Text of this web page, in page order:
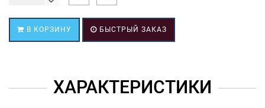
В КОРЗИНУ БЫСТРЫЙ ЗАКАЗ
ХАРАКТЕРИСТИКИ